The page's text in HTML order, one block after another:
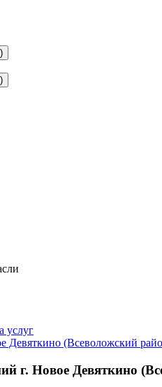
услуг
Девяткино (Всеволожский
г. Новое Девяткино